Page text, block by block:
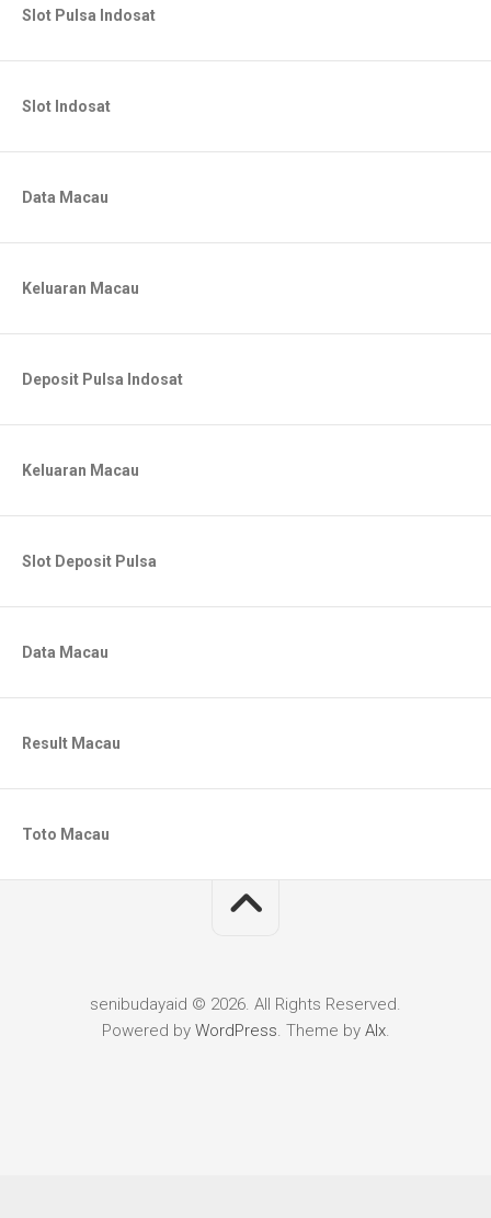
Slot Pulsa Indosat
Slot Indosat
Data Macau
Keluaran Macau
Deposit Pulsa Indosat
Keluaran Macau
Slot Deposit Pulsa
Data Macau
Result Macau
Toto Macau
senibudayaid © 2026. All Rights Reserved.
Powered by WordPress. Theme by Alx.